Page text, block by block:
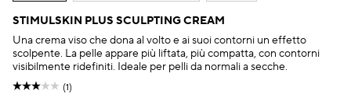
STIMULSKIN PLUS SCULPTING CREAM
Una crema viso che dona al volto e ai suoi contorni un effetto
scolpente. La pelle appare più liftata, più compatta, con contorni
visibilmente ridefiniti. Ideale per pelli da normali a secche.
(1)